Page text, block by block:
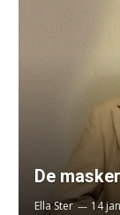
De
Ella Ster 14